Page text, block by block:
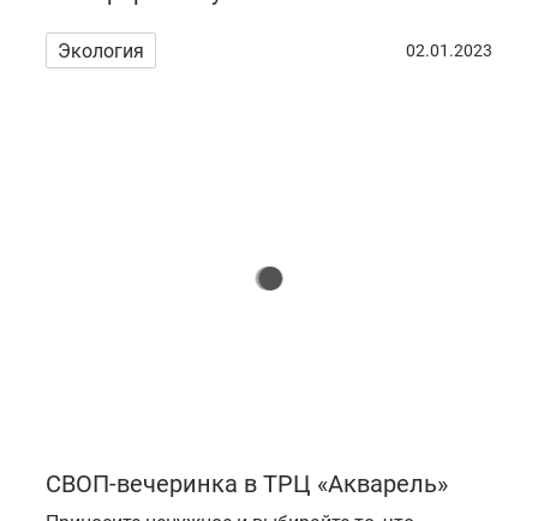
Экология 02.01.2023
СВОП-вечеринка в ТРЦ «Акварель»